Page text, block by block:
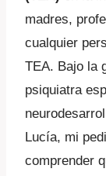
madres,
cualquier
TEA. Bajo la
psiquiatra
Lucía, mi
comprender